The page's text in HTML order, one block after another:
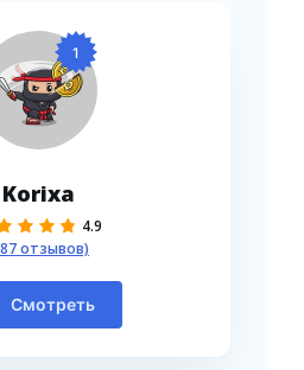
1
Korixa
4.9
отзывов)
Смотреть